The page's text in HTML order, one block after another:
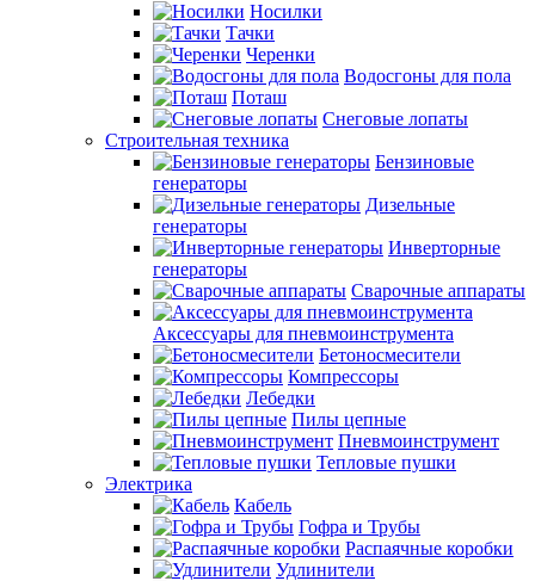
Носилки
Тачки
Черенки
Водосгоны для пола
Поташ
Снеговые лопаты
Строительная техника
Бензиновые
генераторы
Дизельные
генераторы
Инверторные
генераторы
Сварочные аппараты
Аксессуары для пневмоинструмента
Бетоносмесители
Компрессоры
Лебедки
Пилы цепные
Пневмоинструмент
Тепловые пушки
Электрика
Кабель
Гофра и Трубы
Распаячные коробки
Удлинители